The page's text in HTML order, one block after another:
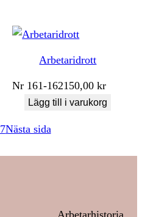
Arbetaridrott
Nr 161-162150,00kr
Lägg till i varukorg
7Nästa sida